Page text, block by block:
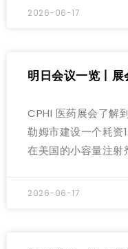
2026-06-17
明日会议一览丨展
CPHI 医药展会了解
勒姆市建设一个耗资
在美国的小容量注射
2026-06-17